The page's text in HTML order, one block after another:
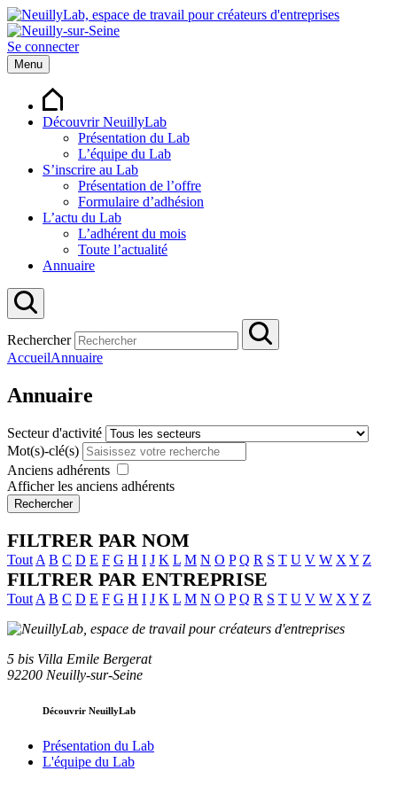
Se connecter
Menu
Découvrir NeuillyLab
Présentation du Lab
L’équipe du Lab
S’inscrire au Lab
Présentation de l’offre
Formulaire d’adhésion
L’actu du Lab
L’adhérent du mois
Toute l’actualité
Annuaire
Rechercher
AccueilAnnuaire
Annuaire
Secteur d'activité
Mot(s)-clé(s)
Anciens adhérents
Afficher les anciens adhérents
Rechercher
FILTRER PAR NOM
Tout A B C D E F G H I J K L M N O P Q R S T U V W X Y Z
FILTRER PAR ENTREPRISE
Tout A B C D E F G H I J K L M N O P Q R S T U V W X Y Z
5 bis Villa Emile Bergerat
92200 Neuilly-sur-Seine
Découvrir NeuillyLab
Présentation du Lab
L'équipe du Lab